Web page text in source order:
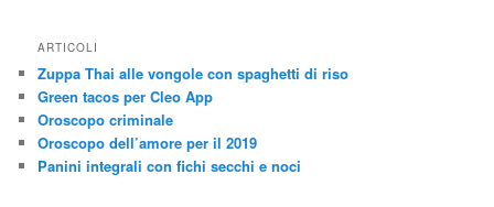
ARTICOLI
Zuppa Thai alle vongole con spaghetti di riso
Green tacos per Cleo App
Oroscopo criminale
Oroscopo dell’amore per il 2019
Panini integrali con fichi secchi e noci